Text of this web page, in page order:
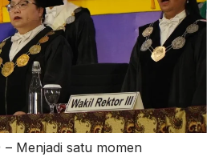
Menjadi satu momen